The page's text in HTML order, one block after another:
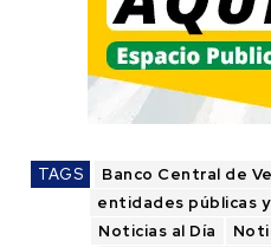
TAGS Banco Central de
entidades públicas
Noticias al Día